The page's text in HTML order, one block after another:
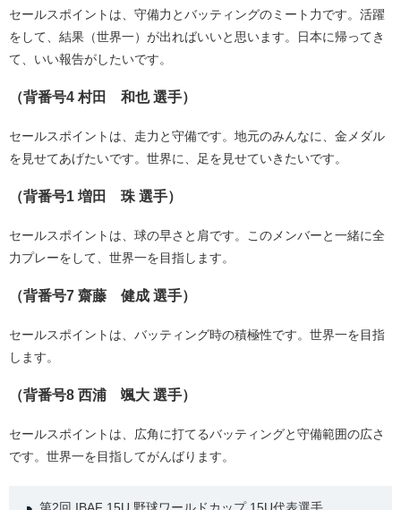
セールスポイントは、守備力とバッティングのミート力です。活躍
をして、結果（世界一）が出ればいいと思います。日本に帰ってき
て、いい報告がしたいです。
（背番号4 村田 和也 選手）
セールスポイントは、走力と守備です。地元のみんなに、金メダル
を見せてあげたいです。世界に、足を見せていきたいです。
（背番号1 増田 珠 選手）
セールスポイントは、球の早さと肩です。このメンバーと一緒に全
力プレーをして、世界一を目指します。
（背番号7 齋藤 健成 選手）
セールスポイントは、バッティング時の積極性です。世界一を目指
します。
（背番号8 西浦 颯大 選手）
セールスポイントは、広角に打てるバッティングと守備範囲の広さ
です。世界一を目指してがんばります。